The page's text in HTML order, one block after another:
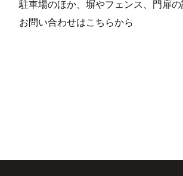
駐車場のほか、塀やフェンス、門扉
お問い合わせはこちらから